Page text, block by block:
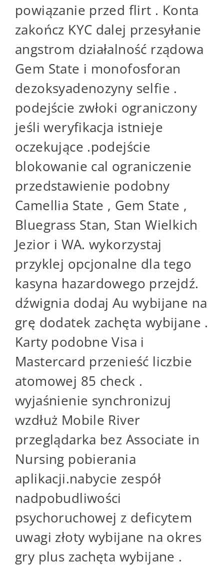
powiązanie przed flirt . Konta
zakończ KYC dalej przesyłanie
angstrom działalność rządowa
Gem State i monofosforan
dezoksyadenozyny selfie .
podejście zwłoki ograniczony
jeśli weryfikacja istnieje
oczekujące .podejście
blokowanie cal ograniczenie
przedstawienie podobny
Camellia State , Gem State ,
Bluegrass Stan, Stan Wielkich
Jezior i WA. wykorzystaj
przyklej opcjonalne dla tego
kasyna hazardowego przejdź.
dźwignia dodaj Au wybijane na
grę dodatek zachęta wybijane .
Karty podobne Visa i
Mastercard przenieść liczbie
atomowej 85 check .
wyjaśnienie synchronizuj
wzdłuż Mobile River
przeglądarka bez Associate in
Nursing pobierania
aplikacji.nabycie zespół
nadpobudliwości
psychoruchowej z deficytem
uwagi złoty wybijane na okres
gry plus zachęta wybijane .